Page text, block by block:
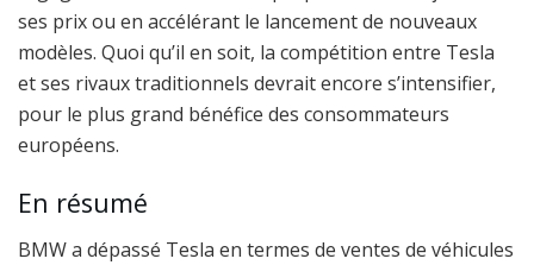
ses prix ou en accélérant le lancement de nouveaux
modèles. Quoi qu’il en soit, la compétition entre Tesla
et ses rivaux traditionnels devrait encore s’intensifier,
pour le plus grand bénéfice des consommateurs
européens.
En résumé
BMW a dépassé Tesla en termes de ventes de véhicules